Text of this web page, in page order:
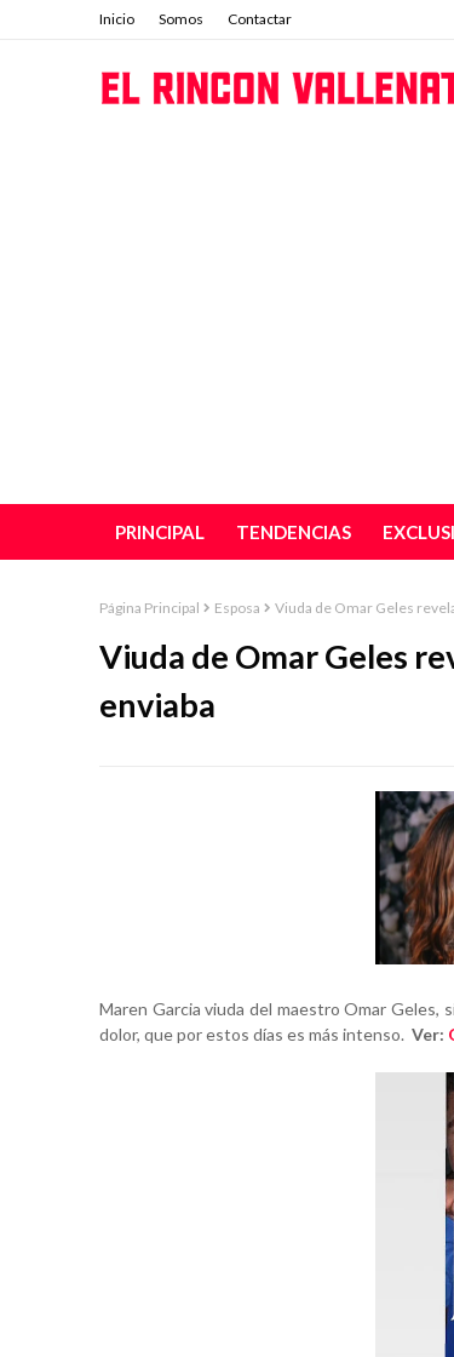
Inicio Somos Contactar
PRINCIPAL TENDENCIAS
Página Principal Esposa Viuda de Omar Geles
Viuda de Omar Geles
enviaba
Maren Garcia viuda del maestro Omar
dolor, que por estos días es más intenso. Ver: